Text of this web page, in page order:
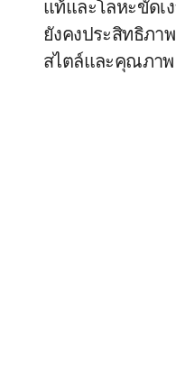
แท้และโลหะขัดเ
ยังคงประสิทธิภา
สไตล์และคุณภาพ